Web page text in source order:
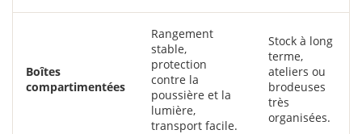
Boîtes
compartimentées
Rangement
stable,
protection
contre la
poussière et la
lumière,
transport facile.
Stock à long
terme,
ateliers ou
brodeuses
très
organisées.